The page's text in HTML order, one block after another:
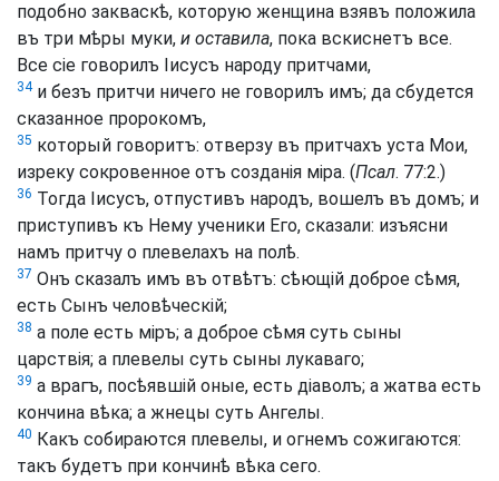
подобно закваскѣ, которую женщина взявъ положила
въ три мѣры муки, и оставила, пока вскиснетъ все.
Все сіе говорилъ Іисусъ народу притчами,
34и безъ притчи ничего не говорилъ имъ; да сбудется
сказанное пророкомъ,
35 который говоритъ: отверзу въ притчахъ уста Мои,
изреку сокровенное отъ созданія міра. (Псал. 77:2.)
36 Тогда Іисусъ, отпустивъ народъ, вошелъ въ домъ; и
приступивъ къ Нему ученики Его, сказали: изъясни
намъ притчу о плевелахъ на полѣ.
37 Онъ сказалъ имъ въ отвѣтъ: сѣющій доброе сѣмя,
есть Сынъ человѣческій;
38 а поле есть міръ; а доброе сѣмя суть сыны
царствія; а плевелы суть сыны лукаваго;
39 а врагъ, посѣявшій оные, есть діаволъ; а жатва есть
кончина вѣка; а жнецы суть Ангелы.
40 Какъ собираются плевелы, и огнемъ сожигаются:
такъ будетъ при кончинѣ вѣка сего.